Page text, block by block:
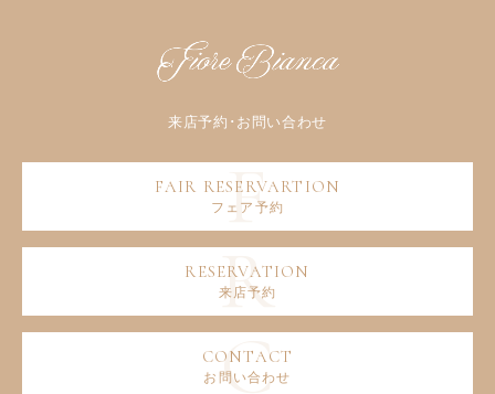
フェア予約
来店予約
お問い合わせ